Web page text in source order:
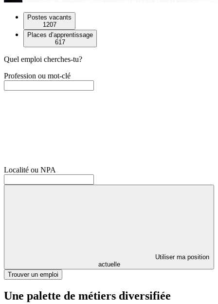
Postes vacants
1207
Places d’apprentissage
617
Quel emploi cherches-tu?
Profession ou mot-clé
Localité ou NPA
Utiliser ma position
actuelle
Trouver un emploi
Une palette de métiers diversifiée